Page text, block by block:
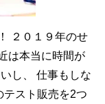
２０１９年のせ
は本当に時間が
し、 仕事もしな
テスト販売を2つ